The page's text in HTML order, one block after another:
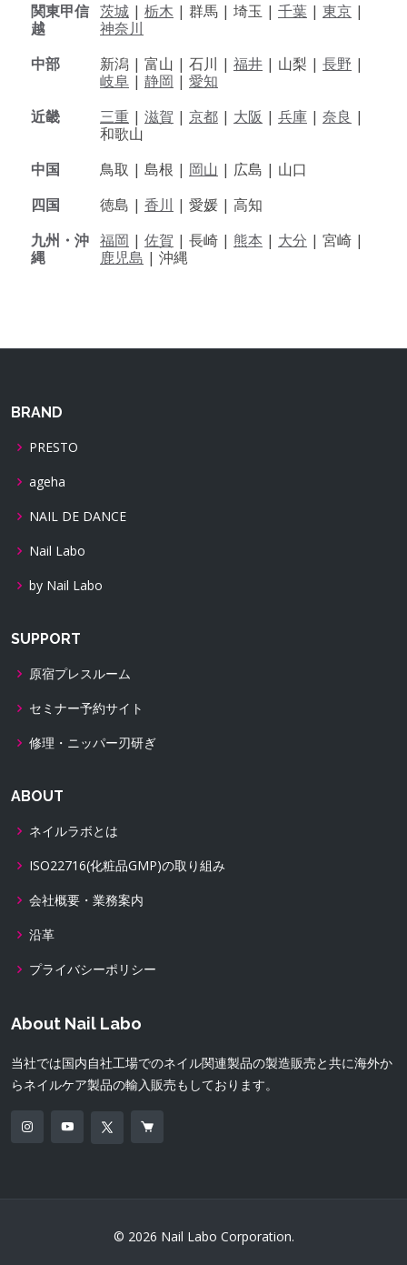
関東甲信
越
茨城 | 栃木 | 群馬 | 埼玉 | 千葉 | 東京 |
神奈川
中部
新潟 | 富山 | 石川 | 福井 | 山梨 | 長野 |
岐阜 | 静岡 | 愛知
近畿
三重 | 滋賀 | 京都 | 大阪 | 兵庫 | 奈良 |
和歌山
中国
鳥取 | 島根 | 岡山 | 広島 | 山口
四国
徳島 | 香川 | 愛媛 | 高知
九州・沖
縄
福岡 | 佐賀 | 長崎 | 熊本 | 大分 | 宮崎 |
鹿児島 | 沖縄
BRAND
PRESTO
ageha
NAIL DE DANCE
Nail Labo
by Nail Labo
SUPPORT
原宿プレスルーム
セミナー予約サイト
修理・ニッパー刃研ぎ
ABOUT
ネイルラボとは
ISO22716(化粧品GMP)の取り組み
会社概要・業務案内
沿革
プライバシーポリシー
About Nail Labo
当社では国内自社工場でのネイル関連製品の製造販売と共に海外か
らネイルケア製品の輸入販売もしております。
© 2026 Nail Labo Corporation.